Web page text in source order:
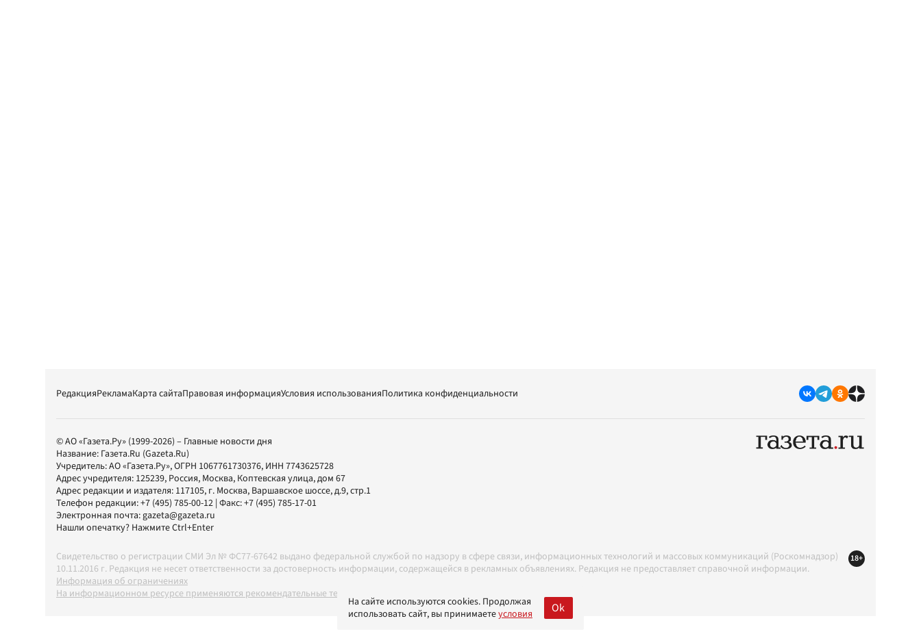
РедакцияРекламаКарта сайтаПравовая информацияУсловия использованияПолитика конфиденциальности
© АО «Газета.Ру» (1999-2026) – Главные новости дня
Название: Газета.Ru (Gazeta.Ru)
Учредитель:АО «Газета.Ру», ОГРН 1067761730376, ИНН 7743625728
Адрес учредителя: 125239, Россия, Москва, Коптевская улица, дом 67
Адрес редакции и издателя: 117105, г. Москва, Варшавское шоссе, д.9, стр.1
Телефон редакции:+7 (495) 785-00-12 | Факс:+7 (495) 785-17-01
Электронная почта:gazeta@gazeta.ru
Нашли опечатку? Нажмите Ctrl+Enter
Свидетельство о регистрации СМИ Эл № ФС77-67642 выдано федеральной службой по надзору в сфере связи, информационных технологий и массовых коммуникаций (Роскомнадзор)
10.11.2016 г. Редакция не несет ответственности за достоверность информации, содержащейся в рекламных объявлениях. Редакция не предоставляет справочной информации.
Информация об ограничениях
На информационном ресурсе применяются рекомендательные технологии в соответствии с Правилами
18+
На сайте используются cookies. Продолжая
использовать сайт, вы принимаетеусловия Ok